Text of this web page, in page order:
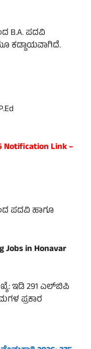
B.A. ಪದವಿ
ಕಡ್ಡಾಯವಾಗಿದೆ.
Notification Link –
ಪದವಿ ಹಾಗೂ
in Honavar
ಇಡಿ 291 ಎಲ್‌ಬಿಪಿ
ಪ್ರಕಾರ